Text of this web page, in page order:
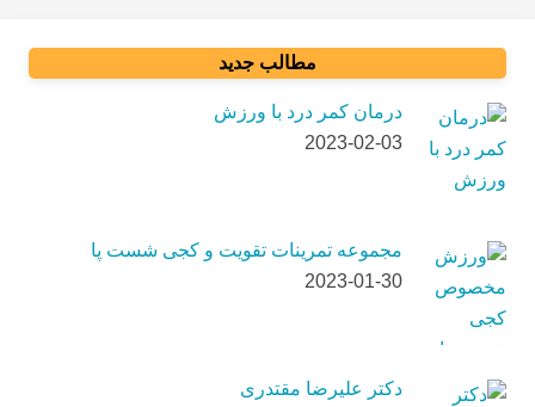
مطالب جدید
درمان کمر درد با ورزش
2023-02-03
مجموعه تمرینات تقویت و کجی شست پا
2023-01-30
دکتر علیرضا مقتدری